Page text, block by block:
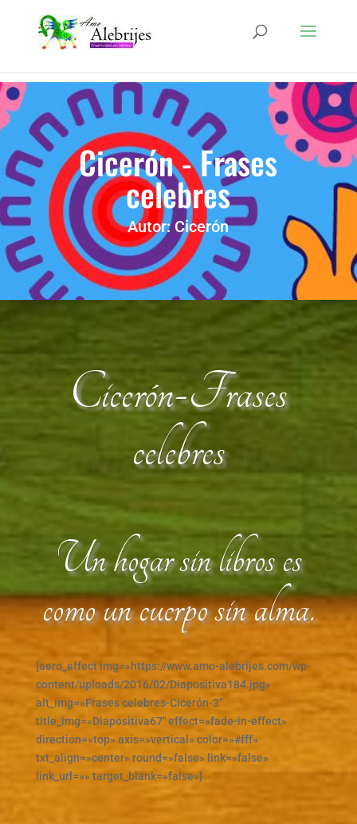
Cicerón - Frases
celebres
Autor: Cicerón
Cicerón-Frases
celebres
Un hogar sin libros es
como un cuerpo sin alma.
[aero_effect img=»https://www.amo-alebrijes.com/wp-
content/uploads/2016/02/Diapositiva184.jpg»
alt_img=»Frases celebres-Cicerón-3″
title_img=»Diapositiva67″ effect=»fade-in-effect»
direction=»top» axis=»vertical» color=»#fff»
txt_align=»center» round=»false» link=»false»
link_url=»» target_blank=»false»]